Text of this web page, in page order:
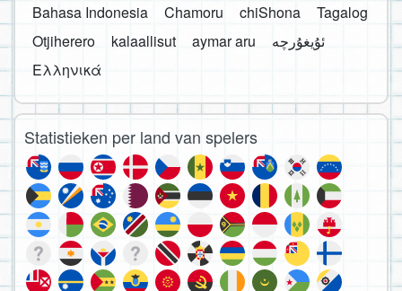
Bahasa Indonesia
Chamoru chiShona
Tagalog
Otjiherero
kalaallisut aymar aru
Ελληνικά
Statistieken per land van spelers